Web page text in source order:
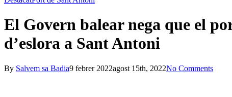
El Govern balear nega que el
d’eslora a Sant Antoni
By Salvem sa Badia9 febrer 2022agost 15th, 2022No Comments